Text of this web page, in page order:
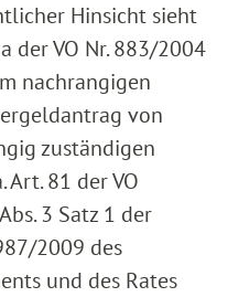
Hinsicht sieht
der VO Nr. 883/2004
nachrangigen
von
zuständigen
81 der VO
3 Satz 1 der
2009 des
und des Rates